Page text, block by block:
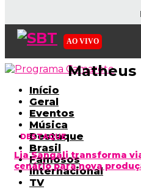
AO VIVO
EMISSORAS
NOSSAS REDES
Início
Geral
Eventos
Música
Destaque
Brasil
Famosos
Internacional
TV
DESTAQUE
Lia Sangali transforma
cenário para nova